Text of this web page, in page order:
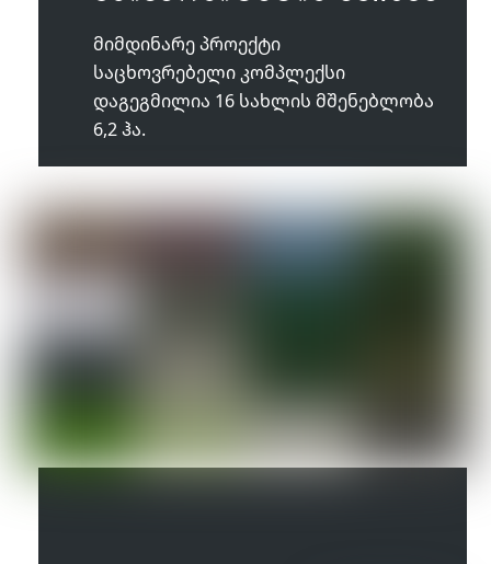
მიმდინარე პროექტი
საცხოვრებელი კომპლექსი
დაგეგმილია 16 სახლის მშენებლობა
6,2 ჰა.